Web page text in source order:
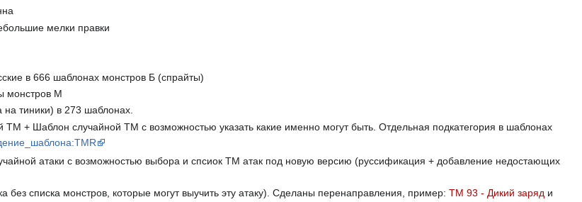
мелки правки
в 666 шаблонах монстров Б (спрайты)
монстров М
тиники) в 273 шаблонах.
+ Шаблон случайной ТМ с возможностью указать какие именно могут быть. Отдельная подкатегория в шаблонах
атаки с возможностью выбора и спсиок ТМ атак под новую версию (руссификация + добавление недостающих
списка монстров, которые могут выучить эту атаку). Сделаны перенаправления, пример: ТМ 93 - Дикий заряди